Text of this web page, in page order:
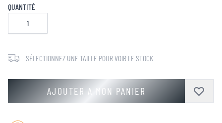
QUANTITÉ
SÉLECTIONNEZ UNE TAILLE POUR VOIR LE STOCK
AJOUTER A MON PANIER